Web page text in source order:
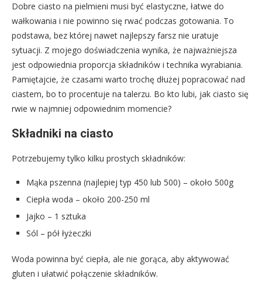
Dobre ciasto na pielmieni musi być elastyczne, łatwe do
wałkowania i nie powinno się rwać podczas gotowania. To
podstawa, bez której nawet najlepszy farsz nie uratuje
sytuacji. Z mojego doświadczenia wynika, że najważniejsza
jest odpowiednia proporcja składników i technika wyrabiania.
Pamiętajcie, że czasami warto trochę dłużej popracować nad
ciastem, bo to procentuje na talerzu. Bo kto lubi, jak ciasto się
rwie w najmniej odpowiednim momencie?
Składniki na ciasto
Potrzebujemy tylko kilku prostych składników:
Mąka pszenna (najlepiej typ 450 lub 500) – około 500g
Ciepła woda – około 200-250 ml
Jajko – 1 sztuka
Sól – pół łyżeczki
Woda powinna być ciepła, ale nie gorąca, aby aktywować
gluten i ułatwić połączenie składników.